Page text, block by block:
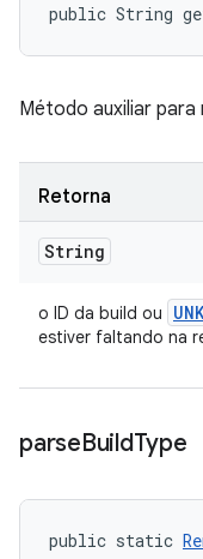
public String
Método auxiliar para
Retorna
String
o ID da build ou
estiver faltando na
parseBuildType
public static